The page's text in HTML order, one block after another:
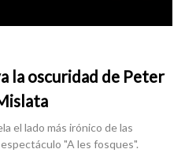
la oscuridad de Peter
el lado más irónico de las
"A les fosques".